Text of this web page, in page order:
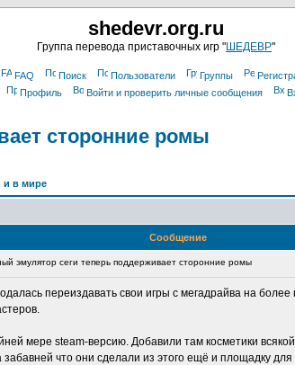
shedevr.org.ru
Группа перевода приставочных игр "ШЕДЕВР"
FAQ Поиск Пользователи Группы
Профиль
Войти и проверить личные сообщения
сторонние ромы
и в мире
Сообщение
эмулятор сеги теперь поддерживает сторонние ромы
переиздавать свои игры с мегадрайва на
мере steam-версию. Добавили там косметики
что они сделали из этого ещё и площадку